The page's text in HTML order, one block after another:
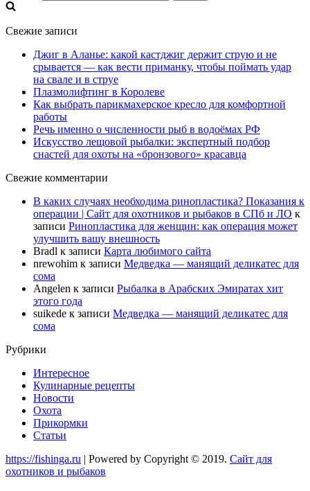
Свежие записи
Джиг в Аланье: какой кастджиг держит струю и не
срывается — как вести приманку, чтобы поймать удар
на свале и в струе
Плазмолифтинг в Королеве
Как выбрать парикмахерское кресло для комфортной
работы
Речь именно о численности рыб в водоёмах РФ
Искусство лещовой рыбалки: экспертный подбор
снастей для охоты на «бронзового» красавца
Свежие комментарии
В каких случаях необходима ринопластика? Показания к
операции | Сайт для охотников и рыбаков в СПб и ЛО к
записи Ринопластика для женщин: как операция может
улучшить вашу внешность
Bradl к записи Карта любимого сайта
nrewohim к записи Медведка — манящий деликатес для
сома
Angelen к записи Рыбалка в Арабских Эмиратах хит
этого года
suikede к записи Медведка — манящий деликатес для
сома
Рубрики
Интересное
Кулинарные рецепты
Новости
Охота
Прикормки
Статьи
https://fishinga.ru | Powered by Copyright © 2019. Сайт для
охотников и рыбаков